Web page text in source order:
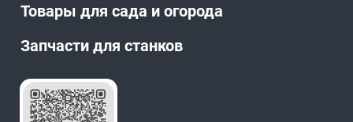
Товары для сада и огорода
Запчасти для станков